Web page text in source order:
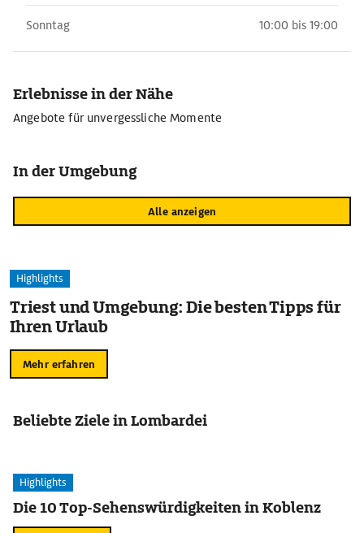
Sonntag 10:00 bis 19:00
Erlebnisse in der Nähe
Angebote für unvergessliche Momente
In der Umgebung
Alle anzeigen
Highlights
Triest und Umgebung: Die besten Tipps für
Ihren Urlaub
Mehr erfahren
Beliebte Ziele in Lombardei
Highlights
Die 10 Top-Sehenswürdigkeiten in Koblenz